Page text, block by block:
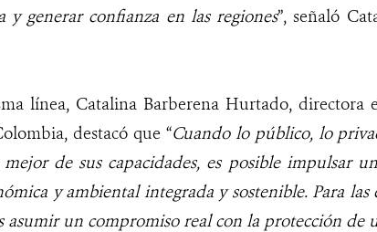
y generar confianza en las regiones”, señaló
línea, Catalina Barberena Hurtado,
destacó que “Cuando lo público, lo
de sus capacidades, es posible impulsar
y ambiental integrada y sostenible. Para
asumir un compromiso real con la protección de